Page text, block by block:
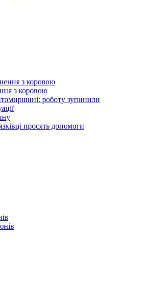
з коровою
роботу зупинили
просять допомоги